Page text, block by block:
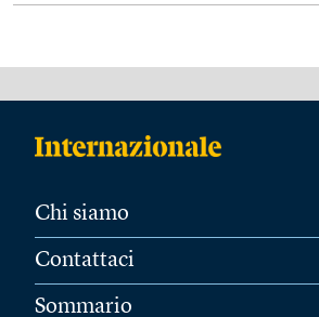
Chi siamo
Contattaci
Sommario